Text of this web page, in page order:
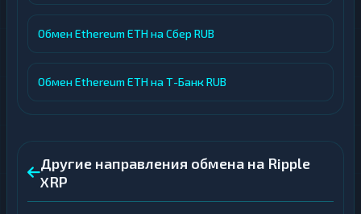
Обмен Ethereum ETH на Сбер RUB
Обмен Ethereum ETH на Т-Банк RUB
Другие направления обмена на Ripple
XRP